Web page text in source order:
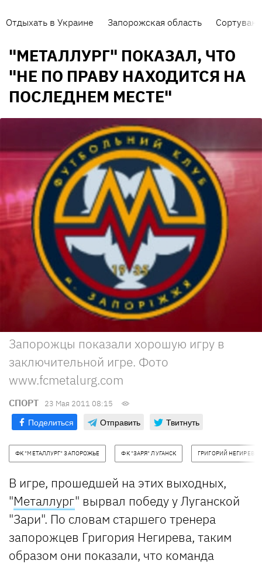
Отдыхать в Украине Запорожская область
"МЕТАЛЛУРГ" ПОКАЗАЛ, ЧТО
"НЕ ПО ПРАВУ НАХОДИТСЯ НА
ПОСЛЕДНЕМ МЕСТЕ"
Запорожцы показали хорошую игру в
заключительной игре. Фото
www.fcmetalurg.com
СПОРТ 23 Мая 2011 08:15
Поделиться Отправить Твитнуть
ФК "МЕТАЛЛУРГ" ЗАПОРОЖЬЕ ФК "ЗАРЯ" ЛУГАНСК ГРИГОРИЙ НЕГИРЕВ
В игре, прошедшей на этих выходных,
"Металлург" вырвал победу у Луганской
"Зари". По словам старшего тренера
запорожцев Григория Негирева, таким
образом они показали, что команда